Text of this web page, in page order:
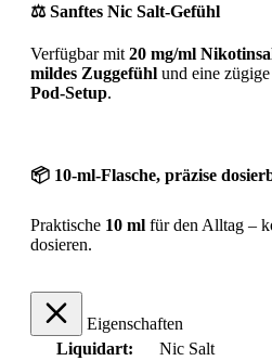
⚖️ Sanftes Nic Salt-Gefühl
Verfügbar mit 20 mg/ml
mildes Zuggefühl und eine
Pod-Setup.
📦 10-ml-Flasche, präzise
Praktische 10 ml für den Alltag –
dosieren.
Eigenschaften
Liquidart:
Nic Salt